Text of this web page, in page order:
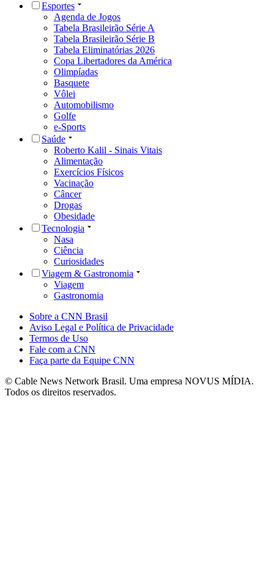
Esportes
Agenda de Jogos
Tabela Brasileirão Série A
Tabela Brasileirão Série B
Tabela Eliminatórias 2026
Copa Libertadores da América
Olimpíadas
Basquete
Vôlei
Automobilismo
Golfe
e-Sports
Saúde
Roberto Kalil - Sinais Vitais
Alimentação
Exercícios Físicos
Vacinação
Câncer
Drogas
Obesidade
Tecnologia
Nasa
Ciência
Curiosidades
Viagem & Gastronomia
Viagem
Gastronomia
Sobre a CNN Brasil
Aviso Legal e Política de Privacidade
Termos de Uso
Fale com a CNN
Faça parte da Equipe CNN
© Cable News Network Brasil. Uma empresa NOVUS MÍDIA.
Todos os direitos reservados.